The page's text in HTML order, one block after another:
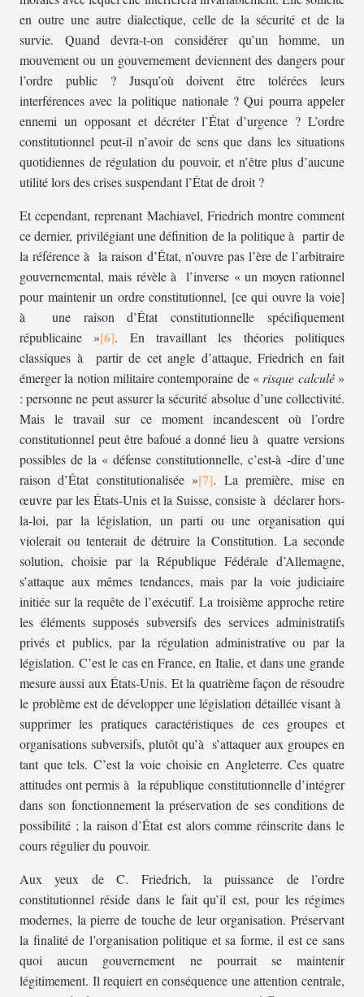
en outre une autre dialectique, celle de la sécurité et de la
survie. Quand devra-t-on considérer qu’un homme, un
mouvement ou un gouvernement deviennent des dangers pour
l’ordre public ? Jusqu’où doivent être tolérées leurs
interférences avec la politique nationale ? Qui pourra appeler
ennemi un opposant et décréter l’État d’urgence ? L’ordre
constitutionnel peut-il n’avoir de sens que dans les situations
quotidiennes de régulation du pouvoir, et n’être plus d’aucune
utilité lors des crises suspendant l’État de droit ?
Et cependant, reprenant Machiavel, Friedrich montre comment
ce dernier, privilégiant une définition de la politique à partir de
la référence à la raison d’État, n’ouvre pas l’ère de l’arbitraire
gouvernemental, mais révèle à l’inverse « un moyen rationnel
pour maintenir un ordre constitutionnel, [ce qui ouvre la voie]
à une raison d’État constitutionnelle spécifiquement
républicaine »
. En travaillant les théories politiques
classiques à partir de cet angle d’attaque, Friedrich en fait
émerger la notion militaire contemporaine de « risque calculé»
: personne ne peut assurer la sécurité absolue d’une collectivité.
Mais le travail sur ce moment incandescent où l’ordre
constitutionnel peut être bafoué a donné lieu à quatre versions
possibles de la « défense constitutionnelle, c’est-à -dire d’une
raison d’État constitutionalisée »
. La première, mise en
œuvre par les États-Unis et la Suisse, consiste à déclarer hors-
la-loi, par la législation, un parti ou une organisation qui
violerait ou tenterait de détruire la Constitution. La seconde
solution, choisie par la République Fédérale d’Allemagne,
s’attaque aux mêmes tendances, mais par la voie judiciaire
initiée sur la requête de l’exécutif. La troisième approche retire
les éléments supposés subversifs des services administratifs
privés et publics, par la régulation administrative ou par la
législation. C’est le cas en France, en Italie, et dans une grande
mesure aussi aux États-Unis. Et la quatrième façon de résoudre
le problème est de développer une législation détaillée visant à
supprimer les pratiques caractéristiques de ces groupes et
organisations subversifs, plutôt qu’à s’attaquer aux groupes en
tant que tels. C’est la voie choisie en Angleterre. Ces quatre
attitudes ont permis à la république constitutionnelle d’intégrer
dans son fonctionnement la préservation de ses conditions de
possibilité ; la raison d’État est alors comme réinscrite dans le
cours régulier du pouvoir.
Aux yeux de C. Friedrich, la puissance de l’ordre
constitutionnel réside dans le fait qu’il est, pour les régimes
modernes, la pierre de touche de leur organisation. Préservant
la finalité de l’organisation politique et sa forme, il est ce sans
quoi aucun gouvernement ne pourrait se maintenir
légitimement. Il requiert en conséquence une attention centrale,